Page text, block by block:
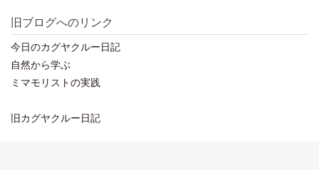
旧ブログへのリンク
今日のカグヤクルー日記
自然から学ぶ
ミマモリストの実践
旧カグヤクルー日記